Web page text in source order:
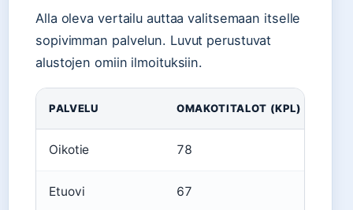
Alla oleva vertailu auttaa valitsemaan itselle
sopivimman palvelun. Luvut perustuvat
alustojen omiin ilmoituksiin.
PALVELU OMAKOTITALOT (KPL)
Oikotie 78
Etuovi 67